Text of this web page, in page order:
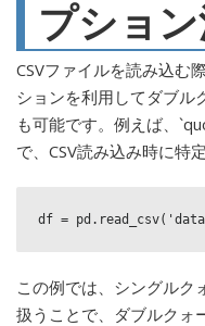
プション
CSVファイルを読み込む
ションを利用してダブル
も可能です。例えば、
で、CSV読み込み時に特
df =
この例では、シングルク
扱うことで、ダブルクォ